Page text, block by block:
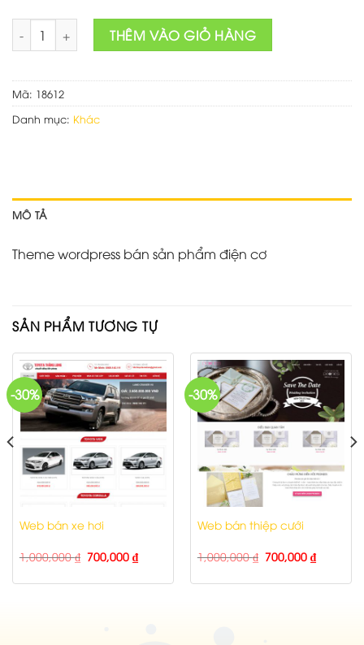
Theme wordpress bán sản phẩm điện cơ số lượng
THÊM VÀO GIỎ HÀNG
Mã: 18612
Danh mục: Khác
MÔ TẢ
Theme wordpress bán sản phẩm điện cơ
SẢN PHẨM TƯƠNG TỰ
-30%
Web bán xe hơi
1,000,000₫ 700,000 ₫
-30%
Web bán thiệp cưới
1,000,000₫ 700,000 ₫